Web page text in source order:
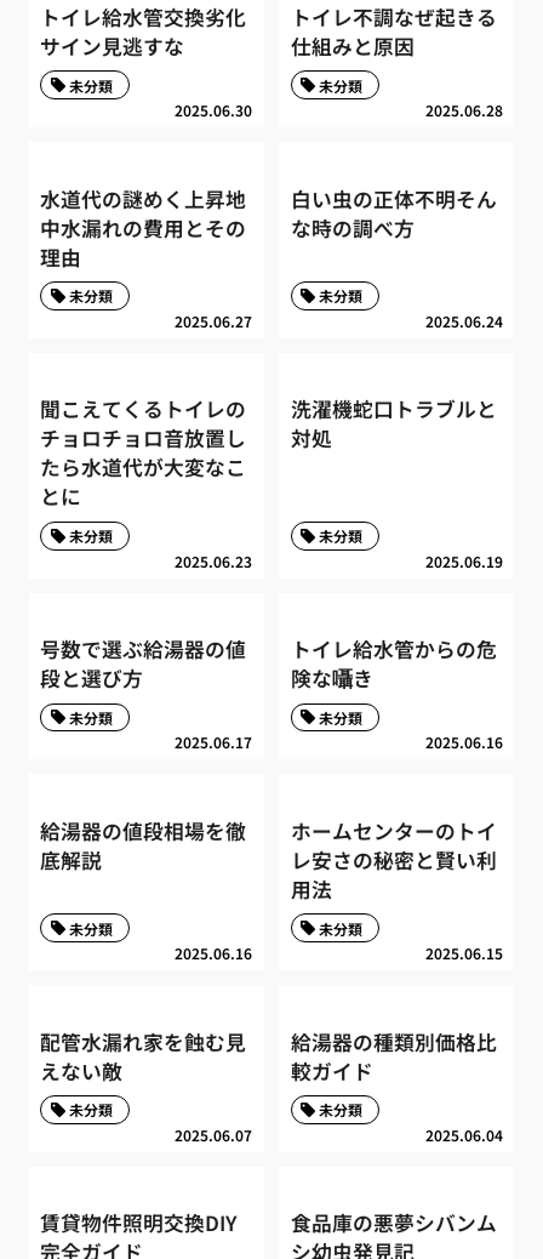
トイレ給水管交換劣化
サイン見逃すな
2025.06.30
未分類
トイレ不調なぜ起きる
仕組みと原因
2025.06.28
未分類
水道代の謎めく上昇地
中水漏れの費用とその
理由
2025.06.27
未分類
白い虫の正体不明そん
な時の調べ方
2025.06.24
未分類
聞こえてくるトイレの
チョロチョロ音放置し
たら水道代が大変なこ
とに
2025.06.23
未分類
洗濯機蛇口トラブルと
対処
2025.06.19
未分類
号数で選ぶ給湯器の値
段と選び方
2025.06.17
未分類
トイレ給水管からの危
険な囁き
2025.06.16
未分類
給湯器の値段相場を徹
底解説
2025.06.16
未分類
ホームセンターのトイ
レ安さの秘密と賢い利
用法
2025.06.15
未分類
配管水漏れ家を蝕む見
えない敵
2025.06.07
未分類
給湯器の種類別価格比
較ガイド
2025.06.04
未分類
賃貸物件照明交換DIY
完全ガイド
食品庫の悪夢シバンム
シ幼虫発見記